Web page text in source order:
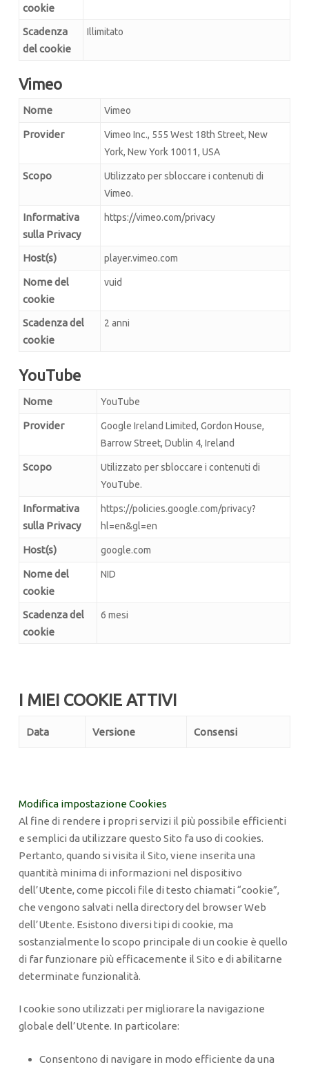
cookie
Scadenza
del cookie
Illimitato
Vimeo
Nome Vimeo
Provider
Vimeo Inc., 555 West 18th Street, New
York, New York 10011, USA
Scopo
Utilizzato per sbloccare i contenuti di
Vimeo.
Informativa
sulla Privacy
https://vimeo.com/privacy
Host(s) player.vimeo.com
Nome del
cookie
vuid
Scadenza del
cookie
2 anni
YouTube
Nome YouTube
Provider
Google Ireland Limited, Gordon House,
Barrow Street, Dublin 4, Ireland
Scopo
Utilizzato per sbloccare i contenuti di
YouTube.
Informativa
sulla Privacy
https://policies.google.com/privacy?
hl=en&gl=en
Host(s) google.com
Nome del
cookie
NID
Scadenza del
cookie
6 mesi
I MIEI COOKIE ATTIVI
Data Versione Consensi
Modifica impostazione Cookies
Al fine di rendere i propri servizi il più possibile efficienti
e semplici da utilizzare questo Sito fa uso di cookies.
Pertanto, quando si visita il Sito, viene inserita una
quantità minima di informazioni nel dispositivo
dell’Utente, come piccoli file di testo chiamati “cookie”,
che vengono salvati nella directory del browser Web
dell’Utente. Esistono diversi tipi di cookie, ma
sostanzialmente lo scopo principale di un cookie è quello
di far funzionare più efficacemente il Sito e di abilitarne
determinate funzionalità.
I cookie sono utilizzati per migliorare la navigazione
globale dell’Utente. In particolare:
Consentono di navigare in modo efficiente da una